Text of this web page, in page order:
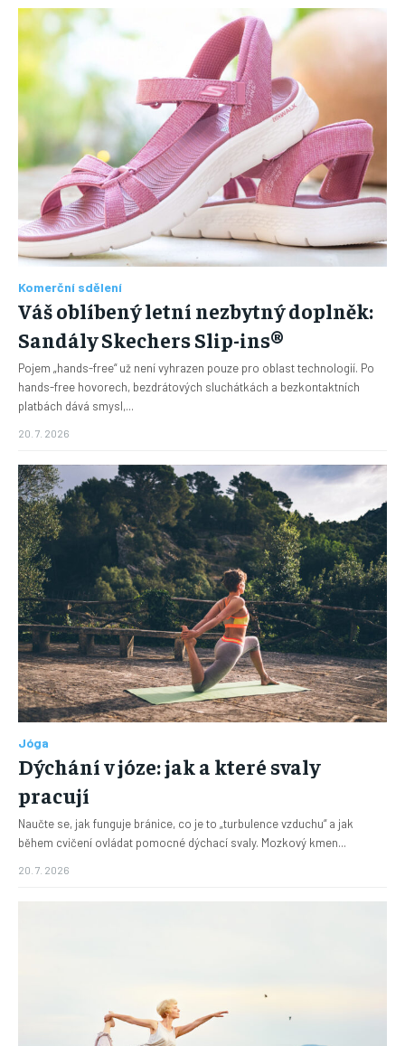
Komerční sdělení
Váš oblíbený letní nezbytný doplněk:
Sandály Skechers Slip-ins®
Pojem „hands-free“ už není vyhrazen pouze pro oblast technologií. Po
hands-free hovorech, bezdrátových sluchátkách a bezkontaktních
platbách dává smysl,...
20. 7. 2026
Jóga
Dýchání v józe: jak a které svaly
pracují
Naučte se, jak funguje bránice, co je to „turbulence vzduchu“ a jak
během cvičení ovládat pomocné dýchací svaly. Mozkový kmen...
20. 7. 2026